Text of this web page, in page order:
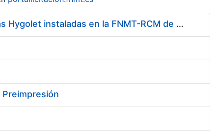
Servicio de Mantenimiento y Adquisición de las Tapas Automáticas Hygolet instaladas en la FNMT-RCM de Madrid, y el Suministro de Rollos de Plásticos Originales